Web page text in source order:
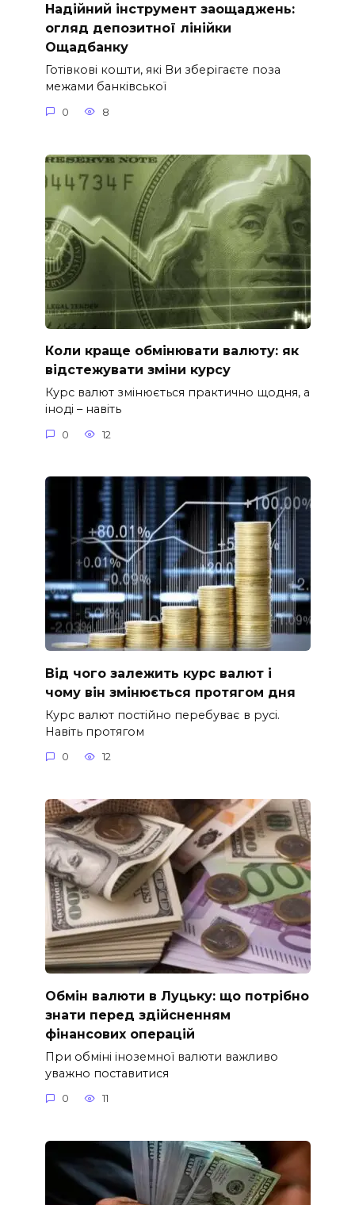
Надійний інструмент заощаджень:
огляд депозитної лінійки
Ощадбанку
Готівкові кошти, які Ви зберігаєте поза
межами банківської
0 8
Коли краще обмінювати валюту: як
відстежувати зміни курсу
Курс валют змінюється практично щодня, а
іноді – навіть
0 12
Від чого залежить курс валют і
чому він змінюється протягом дня
Курс валют постійно перебуває в русі.
Навіть протягом
0 12
Обмін валюти в Луцьку: що потрібно
знати перед здійсненням
фінансових операцій
При обміні іноземної валюти важливо
уважно поставитися
0 11